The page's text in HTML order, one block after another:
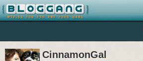
CinnamonGal